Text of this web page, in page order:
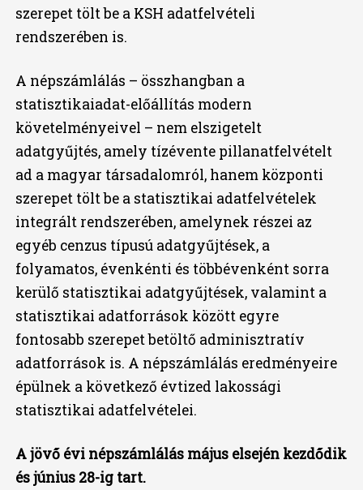
szerepet tölt be a KSH adatfelvételi
rendszerében is.
A népszámlálás – összhangban a
statisztikaiadat-előállítás modern
követelményeivel – nem elszigetelt
adatgyűjtés, amely tízévente pillanatfelvételt
ad a magyar társadalomról, hanem központi
szerepet tölt be a statisztikai adatfelvételek
integrált rendszerében, amelynek részei az
egyéb cenzus típusú adatgyűjtések, a
folyamatos, évenkénti és többévenként sorra
kerülő statisztikai adatgyűjtések, valamint a
statisztikai adatforrások között egyre
fontosabb szerepet betöltő adminisztratív
adatforrások is. A népszámlálás eredményeire
épülnek a következő évtized lakossági
statisztikai adatfelvételei.
A jövő évi népszámlálás május elsején kezdődik
és június 28-ig tart.